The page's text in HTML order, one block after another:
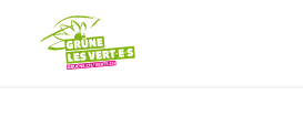
ALLER AU CONTENU PRINCIPAL